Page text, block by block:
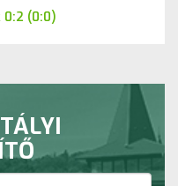
0:2 (0:0)